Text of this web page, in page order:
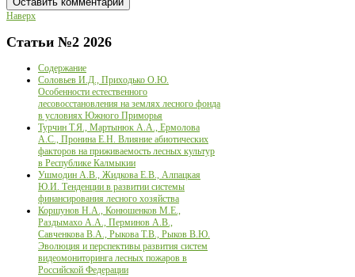
Наверх
Статьи №2 2026
Содержание
Соловьев И.Д., Приходько О.Ю.
Особенности естественного
лесовосстановления на землях лесного фонда
в условиях Южного Приморья
Турчин Т.Я., Мартынюк А.А., Ермолова
А.С., Пронина Е.Н. Влияние абиотических
факторов на приживаемость лесных культур
в Республике Калмыкии
Ушмодин А.В., Жидкова Е.В., Алпацкая
Ю.И. Тенденции в развитии системы
финансирования лесного хозяйства
Коршунов Н.А., Конюшенков М.Е.,
Раздымахо А.А., Перминов А.В.,
Савченкова В.А., Рыкова Т.В., Рыков В.Ю.
Эволюция и перспективы развития систем
видеомониторинга лесных пожаров в
Российской Федерации